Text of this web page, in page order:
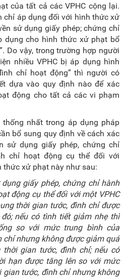
của tất cả các VPHC cộng lại.
chỉ áp dụng đối với hình thức xử
sử dụng giấy phép; chứng chỉ
dụng cho hình thức xử phạt bổ
Do vậy, trong trường hợp người
nhiều VPHC bị áp dụng hình
chỉ hoạt động” thì người có
dựa vào quy định nào để xác
động cho tất cả các vi phạm
nhất trong áp dụng pháp
bổ sung quy định về cách xác
sử dụng giấy phép, chứng chỉ
chỉ hoạt động cụ thể đối với
thức xử phạt này như sau:
giấy phép, chứng chỉ hành
động cụ thể đối với một VPHC
thời gian tước, đình chỉ được
nếu có tình tiết giảm nhẹ thì
so với mức trung bình của
chỉ nhưng không được giảm quá
gian tước, đình chỉ; nếu có
hạn được tăng lên so với mức
gian tước, đình chỉ nhưng không